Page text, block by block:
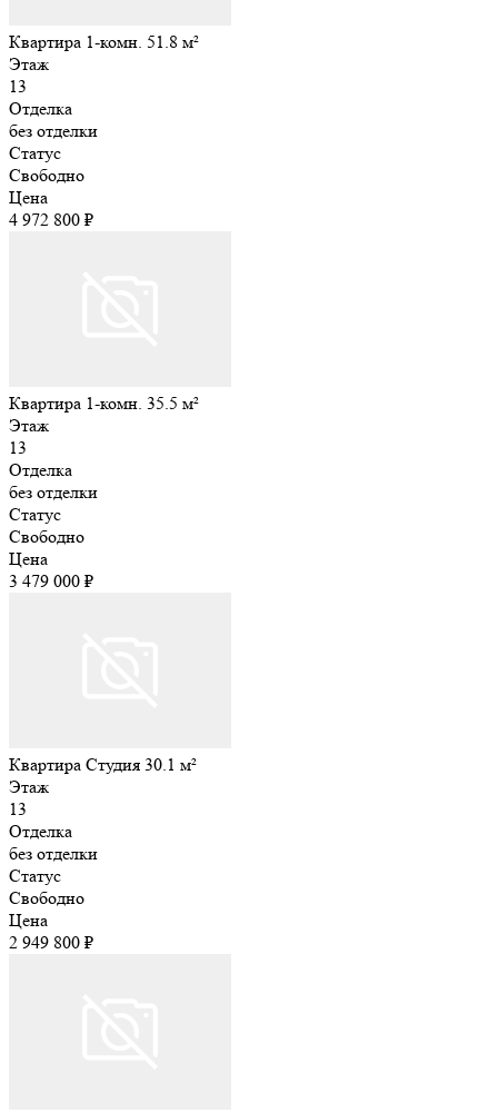
Квартира 1-комн. 51.8 м²
Этаж
13
Отделка
без отделки
Статус
Свободно
Цена
4 972 800 ₽
Квартира 1-комн. 35.5 м²
Этаж
13
Отделка
без отделки
Статус
Свободно
Цена
3 479 000 ₽
Квартира Студия 30.1 м²
Этаж
13
Отделка
без отделки
Статус
Свободно
Цена
2 949 800 ₽